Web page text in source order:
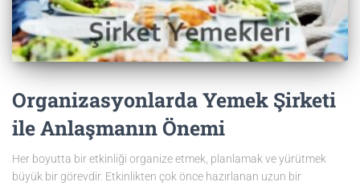
Organizasyonlarda Yemek Şirketi
ile Anlaşmanın Önemi
Her boyutta bir etkinliği organize etmek, planlamak ve yürütmek
büyük bir görevdir. Etkinlikten çok önce hazırlanan uzun bir